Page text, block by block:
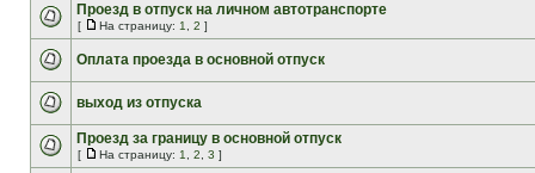
Проезд в отпуск на личном автотранспорте
[ На страницу: 1 2 ]
Оплата проезда в основной отпуск
выход из отпуска
Проезд за границу в основной отпуск
[ На страницу: 1 2 3 ]